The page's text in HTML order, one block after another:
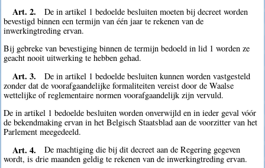
Art. 2.
De in artikel 1 bedoelde besluiten moeten bij decreet worden
bevestigd binnen een termijn van één jaar te rekenen van de
inwerkingtreding ervan.
Bij gebreke van bevestiging binnen de termijn bedoeld in lid 1 worden ze
geacht nooit uitwerking te hebben gehad.
Art. 3.
De in artikel 1 bedoelde besluiten kunnen worden vastgesteld
zonder dat de voorafgaandelijke formaliteiten vereist door de Waalse
wettelijke of reglementaire normen voorafgaandelijk zijn vervuld.
De in artikel 1 bedoelde besluiten worden onverwijld en in ieder geval vóór
de bekendmaking ervan in het Belgisch Staatsblad aan de voorzitter van het
Parlement meegedeeld.
Art. 4.
De machtiging die bij dit decreet aan de Regering gegeven
wordt, is drie maanden geldig te rekenen van de inwerkingtreding ervan.